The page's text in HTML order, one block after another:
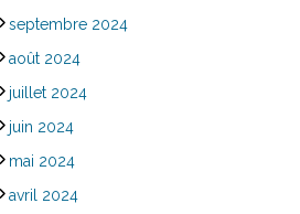
septembre 2024
août 2024
juillet 2024
juin 2024
mai 2024
avril 2024